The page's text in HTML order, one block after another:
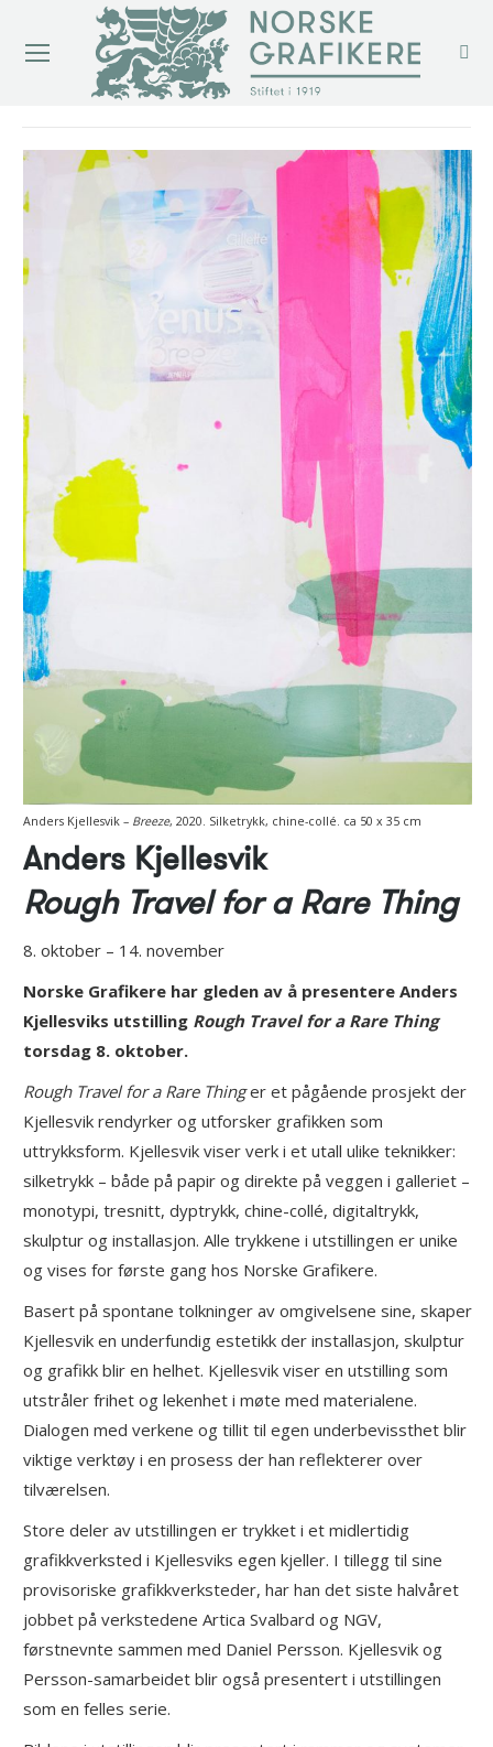
Anders Kjellesvik – Breeze, 2020. Silketrykk, chine-collé. ca 50 x 35 cm
Anders Kjellesvik
Rough Travel for a Rare Thing
8. oktober – 14. november
Norske Grafikere har gleden av å presentere Anders
Kjellesviks utstilling Rough Travel for a Rare Thing
torsdag 8. oktober.
Rough Travel for a Rare Thinger et pågående prosjekt der
Kjellesvik rendyrker og utforsker grafikken som
uttrykksform. Kjellesvik viser verk i et utall ulike teknikker:
silketrykk – både på papir og direkte på veggen i galleriet –
monotypi, tresnitt, dyptrykk, chine-collé, digitaltrykk,
skulptur og installasjon. Alle trykkene i utstillingen er unike
og vises for første gang hos Norske Grafikere.
Basert på spontane tolkninger av omgivelsene sine, skaper
Kjellesvik en underfundig estetikk der installasjon, skulptur
og grafikk blir en helhet. Kjellesvik viser en utstilling som
utstråler frihet og lekenhet i møte med materialene.
Dialogen med verkene og tillit til egen underbevissthet blir
viktige verktøy i en prosess der han reflekterer over
tilværelsen.
Store deler av utstillingen er trykket i et midlertidig
grafikkverksted i Kjellesviks egen kjeller. I tillegg til sine
provisoriske grafikkverksteder, har han det siste halvåret
jobbet på verkstedene Artica Svalbard og NGV,
førstnevnte sammen med Daniel Persson. Kjellesvik og
Persson-samarbeidet blir også presentert i utstillingen
som en felles serie.